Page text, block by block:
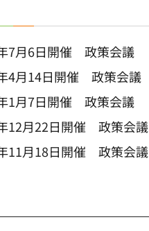
7月6日開催 政策会議
4月14日開催 政策会議
1月7日開催 政策会議
12月22日開催 政策会議
11月18日開催 政策会議